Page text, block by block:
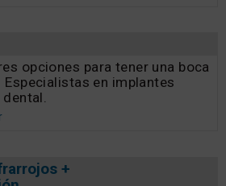
opciones para tener una boca
Especialistas en implantes
+